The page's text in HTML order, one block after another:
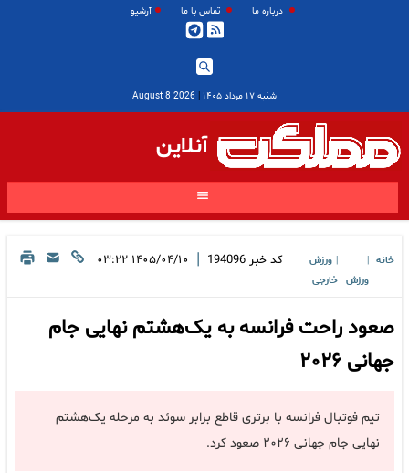
درباره ما تماس با ما آرشیو
شنبه ۱۷ مرداد ۱۴۰۵ |
2026 August 8
آنلاین
خانه
ورزش
ورزش
خارجی
کد خبر 194096
| ۱۴۰۵/۰۴/۱۰ ۰۳:۲۲
صعود راحت فرانسه به یک‌هشتم نهایی جام
جهانی ۲۰۲۶
تیم فوتبال فرانسه با برتری قاطع برابر سوئد به مرحله یک‌هشتم
نهایی جام جهانی ۲۰۲۶ صعود کرد.